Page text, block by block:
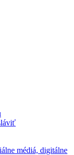
médiá, digitálne